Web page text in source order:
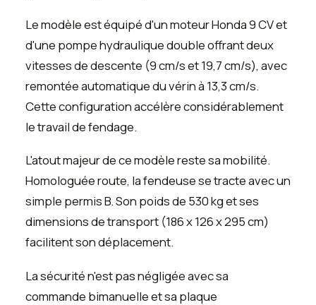
Le modèle est équipé d'un moteur Honda 9 CV et
d'une pompe hydraulique double offrant deux
vitesses de descente (9 cm/s et 19,7 cm/s), avec
remontée automatique du vérin à 13,3 cm/s.
Cette configuration accélère considérablement
le travail de fendage.
L'atout majeur de ce modèle reste sa mobilité.
Homologuée route, la fendeuse se tracte avec un
simple permis B. Son poids de 530 kg et ses
dimensions de transport (186 x 126 x 295 cm)
facilitent son déplacement.
La sécurité n'est pas négligée avec sa
commande bimanuelle et sa plaque